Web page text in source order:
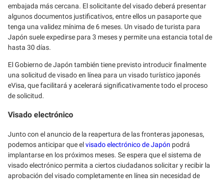
embajada más cercana. El solicitante del visado deberá presentar
algunos documentos justificativos, entre ellos un pasaporte que
tenga una validez mínima de 6 meses. Un visado de turista para
Japón suele expedirse para 3 meses y permite una estancia total de
hasta 30 días.
El Gobierno de Japón también tiene previsto introducir finalmente
una solicitud de visado en línea para un visado turístico japonés
eVisa, que facilitará y acelerará significativamente todo el proceso
de solicitud.
Visado electrónico
Junto con el anuncio de la reapertura de las fronteras japonesas,
podemos anticipar que elvisado electrónico de Japón podrá
implantarse en los próximos meses. Se espera que el sistema de
visado electrónico permita a ciertos ciudadanos solicitar y recibir la
aprobación del visado completamente en línea sin necesidad de